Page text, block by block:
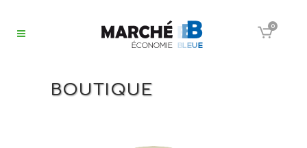
0
BOUTIQUE